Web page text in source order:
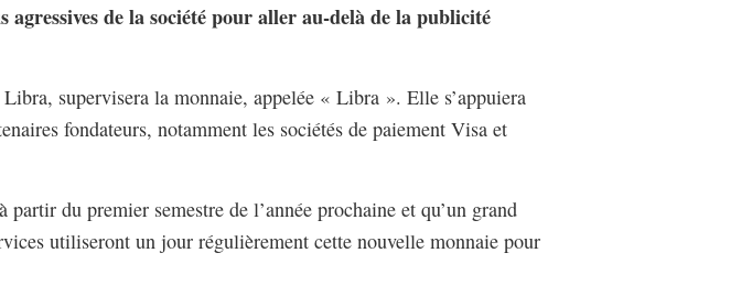
de la société pour aller au-delà de la publicité
supervisera la monnaie, appelée « Libra ». Elle s’appuiera
fondateurs, notamment les sociétés de paiement Visa et
du premier semestre de l’année prochaine et qu’un grand
utiliseront un jour régulièrement cette nouvelle monnaie pour